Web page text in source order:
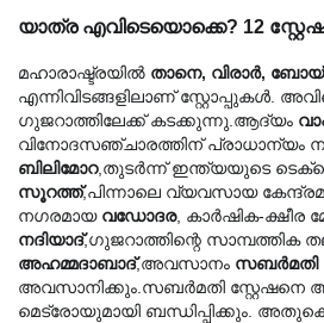
യാത്ര എവിടെയൊക്കെ? 12
മഹാരാഷ്ട്രയിൽ താനെ, വിരാർ,
എന്നിവിടങ്ങളിലാണ് സ്റ്റോപ്പുകൾ.
ഗുജറാത്തിലേക്ക് കടക്കുന്നു.ആദ്യം
വിനോദസഞ്ചാരത്തിന് പ്രാധാന്യം
ബിലിമോറ,തുടർന്ന് ഇന്ത്യയുടെ
സൂറത്ത്,പിന്നാലെ വ്യവസായ
നഗരമായ വഡോദര, കാർഷിക-ക്ഷീര
നദിയാദ്,ഗുജറാത്തിന്റെ സാമ്പത്തിക
അഹമ്മദാബാദ്,അവസാനം സബർമതി
അവസാനിക്കും.സബർമതി സ്റ്റേഷനെ
മെട്രോയുമായി ബന്ധിപ്പിക്കും.